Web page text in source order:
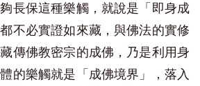
長保這種樂觸，就說是「即身成
不必實證如來藏，與佛法的實修
傳佛教密宗的成佛，乃是利用身
的樂觸就是「成佛境界」，落入